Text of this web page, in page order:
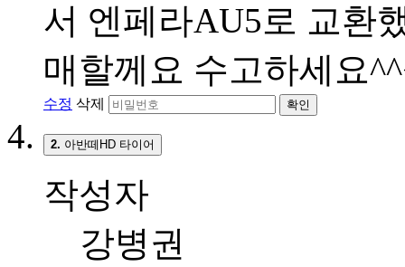
서 엔페라AU5로 교환
매할께요 수고하세요
수정 삭제 확인
2. 아반떼HD 타이어
작성자
강병권